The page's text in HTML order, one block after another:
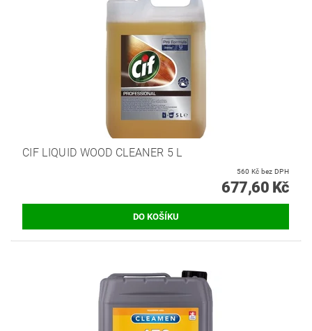
CIF LIQUID WOOD CLEANER 5 L
560 Kč bez DPH
677,60 Kč